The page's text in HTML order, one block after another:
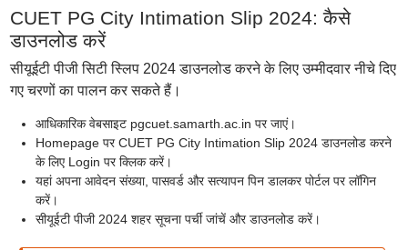
CUET PG City Intimation Slip 2024: कैसे
डाउनलोड करें
सीयूईटी पीजी सिटी स्लिप 2024 डाउनलोड करने के लिए उम्मीदवार नीचे दिए
गए चरणों का पालन कर सकते हैं।
आधिकारिक वेबसाइट pgcuet.samarth.ac.in पर जाएं।
Homepage पर CUET PG City Intimation Slip 2024 डाउनलोड करने
के लिए Login पर क्लिक करें।
यहां अपना आवेदन संख्या, पासवर्ड और सत्यापन पिन डालकर पोर्टल पर लॉगिन
करें।
सीयूईटी पीजी 2024 शहर सूचना पर्ची जांचें और डाउनलोड करें।